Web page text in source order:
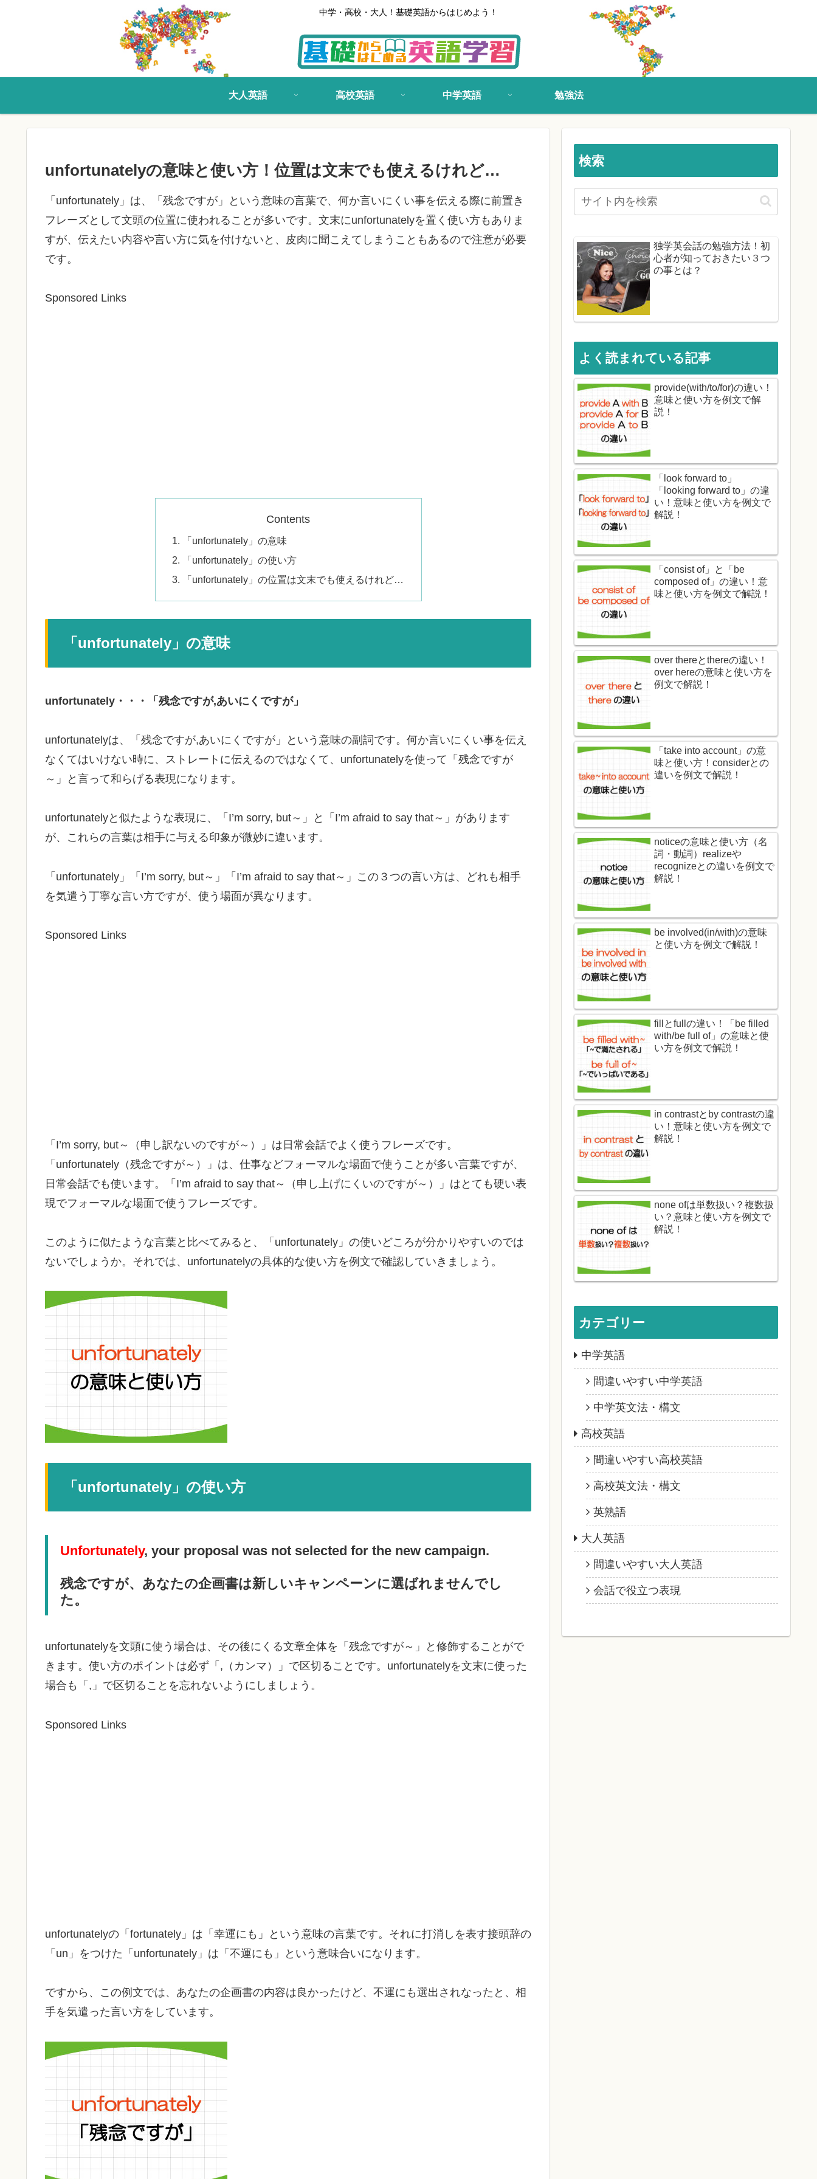
中学・高校・大人！基礎英語からはじめよう！
大人英語 高校英語 中学英語 勉強法
unfortunatelyの意味と使い方！位置は文末でも使えるけれど…
「unfortunately」は、「残念ですが」という意味の言葉で、何か言いにくい事を伝える際に前置き
フレーズとして文頭の位置に使われることが多いです。文末にunfortunatelyを置く使い方もありま
すが、伝えたい内容や言い方に気を付けないと、皮肉に聞こえてしまうこともあるので注意が必要
です。
Sponsored Links
Contents
「unfortunately」の意味
「unfortunately」の使い方
「unfortunately」の位置は文末でも使えるけれど…
「unfortunately」の意味
unfortunately・・・「残念ですが,あいにくですが」
unfortunatelyは、「残念ですが,あいにくですが」という意味の副詞です。何か言いにくい事を伝え
なくてはいけない時に、ストレートに伝えるのではなくて、unfortunatelyを使って「残念ですが
～」と言って和らげる表現になります。
unfortunatelyと似たような表現に、「I’m sorry, but～」と「I’m afraid to say that～」があります
が、これらの言葉は相手に与える印象が微妙に違います。
「unfortunately」「I’m sorry, but～」「I’m afraid to say that～」この３つの言い方は、どれも相手
を気遣う丁寧な言い方ですが、使う場面が異なります。
Sponsored Links
「I’m sorry, but～（申し訳ないのですが～）」は日常会話でよく使うフレーズです。
「unfortunately（残念ですが～）」は、仕事などフォーマルな場面で使うことが多い言葉ですが、
日常会話でも使います。「I’m afraid to say that～（申し上げにくいのですが～）」はとても硬い表
現でフォーマルな場面で使うフレーズです。
このように似たような言葉と比べてみると、「unfortunately」の使いどころが分かりやすいのでは
ないでしょうか。それでは、unfortunatelyの具体的な使い方を例文で確認していきましょう。
「unfortunately」の使い方
Unfortunately, your proposal was not selected for the new campaign.
残念ですが、あなたの企画書は新しいキャンペーンに選ばれませんでし
た。
unfortunatelyを文頭に使う場合は、その後にくる文章全体を「残念ですが～」と修飾することがで
きます。使い方のポイントは必ず「,（カンマ）」で区切ることです。unfortunatelyを文末に使った
場合も「,」で区切ることを忘れないようにしましょう。
Sponsored Links
unfortunatelyの「fortunately」は「幸運にも」という意味の言葉です。それに打消しを表す接頭辞の
「un」をつけた「unfortunately」は「不運にも」という意味合いになります。
ですから、この例文では、あなたの企画書の内容は良かったけど、不運にも選出されなったと、相
手を気遣った言い方をしています。
検索
独学英会話の勉強方法！初
心者が知っておきたい３つ
の事とは？
よく読まれている記事
provide(with/to/for)の違い！
意味と使い方を例文で解
説！
「look forward to」
「looking forward to」の違
い！意味と使い方を例文で
解説！
「consist of」と「be
composed of」の違い！意
味と使い方を例文で解説！
over thereとthereの違い！
over hereの意味と使い方を
例文で解説！
「take into account」の意
味と使い方！considerとの
違いを例文で解説！
noticeの意味と使い方（名
詞・動詞）realizeや
recognizeとの違いを例文で
解説！
be involved(in/with)の意味
と使い方を例文で解説！
fillとfullの違い！「be filled
with/be full of」の意味と使
い方を例文で解説！
in contrastとby contrastの違
い！意味と使い方を例文で
解説！
none ofは単数扱い？複数扱
い？意味と使い方を例文で
解説！
カテゴリー
中学英語
間違いやすい中学英語
中学英文法・構文
高校英語
間違いやすい高校英語
高校英文法・構文
英熟語
大人英語
間違いやすい大人英語
会話で役立つ表現